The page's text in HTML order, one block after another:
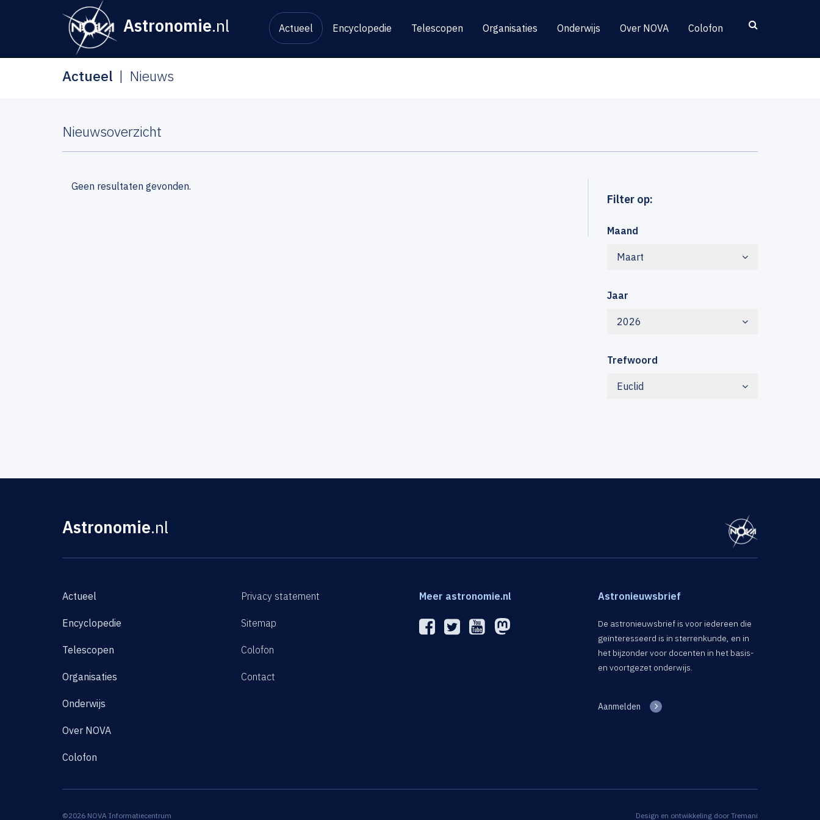
Astronomie.nl Actueel Encyclopedie Telescopen Organisaties Onderwijs Over NOVA Colofon
Actueel Nieuws
Nieuwsoverzicht
Filter op:
Maand
Maart
Jaar
2026
Trefwoord
Euclid
Geen resultaten gevonden.
Astronomie.nl
Actueel
Encyclopedie
Telescopen
Organisaties
Onderwijs
Over NOVA
Colofon
Privacy statement
Sitemap
Colofon
Contact
Meer astronomie.nl Astronieuwsbrief
De astronieuwsbrief is voor iedereen die
geïnteresseerd is in sterrenkunde, en in
het bijzonder voor docenten in het basis-
en voortgezet onderwijs.
Aanmelden
©2026 NOVA Informatiecentrum Design en ontwikkeling door Tremani